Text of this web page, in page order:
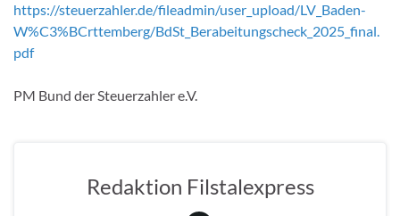
https://steuerzahler.de/fileadmin/user_upload/LV_Baden-
W%C3%BCrttemberg/BdSt_Berabeitungscheck_2025_final.
pdf
PM Bund der Steuerzahler e.V.
Redaktion Filstalexpress